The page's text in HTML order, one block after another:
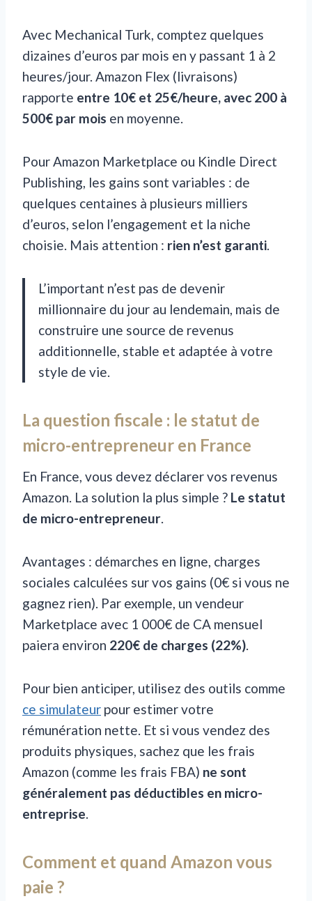
Avec Mechanical Turk, comptez quelques
dizaines d’euros par mois en y passant 1 à 2
heures/jour. Amazon Flex (livraisons)
rapporte entre 10€ et 25€/heure, avec 200 à
500€ par mois en moyenne.
Pour Amazon Marketplace ou Kindle Direct
Publishing, les gains sont variables : de
quelques centaines à plusieurs milliers
d’euros, selon l’engagement et la niche
choisie. Mais attention : rien n’est garanti.
L’important n’est pas de devenir
millionnaire du jour au lendemain, mais de
construire une source de revenus
additionnelle, stable et adaptée à votre
style de vie.
La question fiscale : le statut de
micro-entrepreneur en France
En France, vous devez déclarer vos revenus
Amazon. La solution la plus simple ? Le statut
de micro-entrepreneur.
Avantages : démarches en ligne, charges
sociales calculées sur vos gains (0€ si vous ne
gagnez rien). Par exemple, un vendeur
Marketplace avec 1 000€ de CA mensuel
paiera environ 220€ de charges (22%).
Pour bien anticiper, utilisez des outils comme
ce simulateur pour estimer votre
rémunération nette. Et si vous vendez des
produits physiques, sachez que les frais
Amazon (comme les frais FBA) ne sont
généralement pas déductibles en micro-
entreprise.
Comment et quand Amazon vous
paie ?